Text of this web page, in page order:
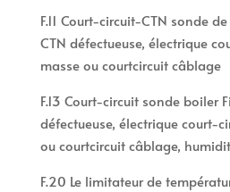
F.11 Court-circuit-CTN sonde
CTN défectueuse, électrique
masse ou courtcircuit câblage
F.13 Court-circuit sonde boiler
défectueuse, électrique court-
ou courtcircuit câblage,
F.20 Le limitateur de